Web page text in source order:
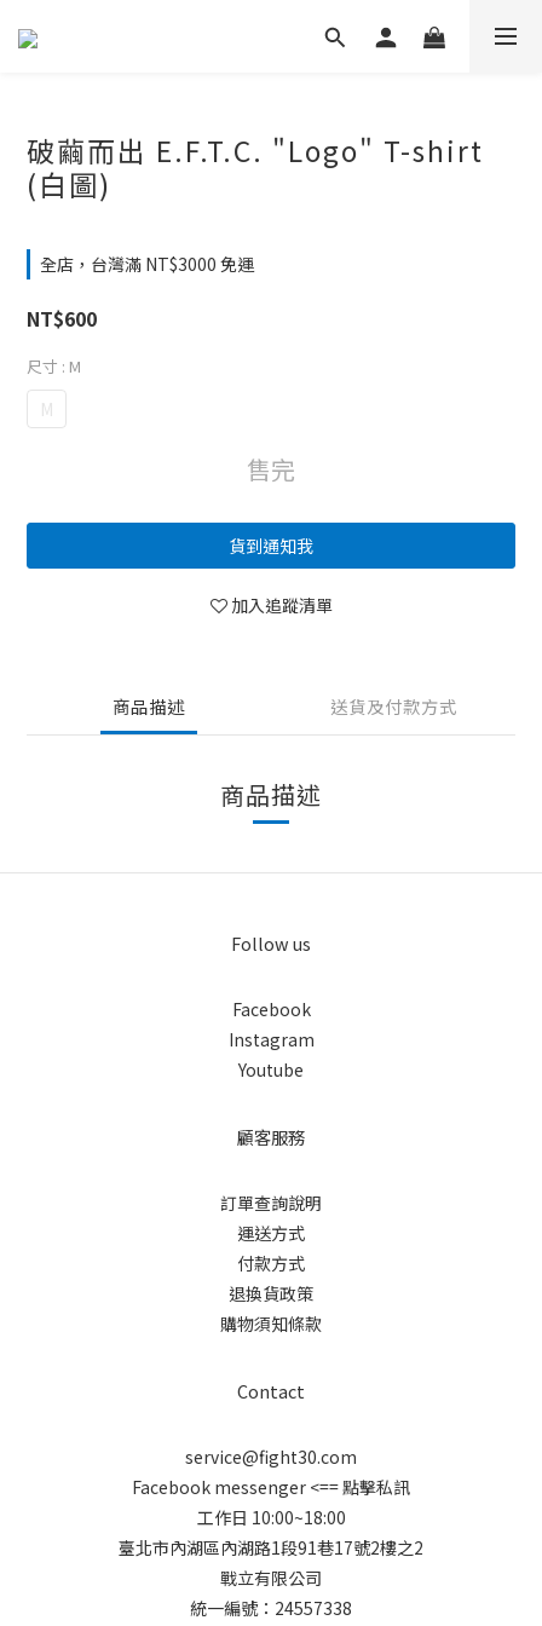
破繭而出 E.F.T.C. "Logo" T-shirt
(白圖)
全店，台灣滿 NT$3000 免運
NT$600
尺寸 : M
M
售完
貨到通知我
加入追蹤清單
商品描述 送貨及付款方式
商品描述
Follow us
Facebook
Instagram
Youtube
顧客服務
訂單查詢說明
運送方式
付款方式
退換貨政策
購物須知條款
Contact
service@fight30.com
Facebook messenger <== 點擊私訊
工作日 10:00~18:00
臺北市內湖區內湖路1段91巷17號2樓之2
戰立有限公司
統一編號：24557338